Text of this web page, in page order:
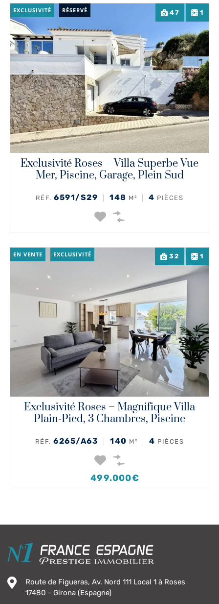
47 1
EXCLUSIVITÉ RÉSERVÉ
Exclusivité Roses – Villa Superbe Vue
Mer, Piscine, Garage, Plein Sud
RÉF.6591/S29 148 M² 4 PIÈCES
32 1
EN VENTE EXCLUSIVITÉ
Exclusivité Roses – Magnifique Villa
Plain-Pied, 3 Chambres, Piscine
RÉF.6265/A63 140 M² 4 PIÈCES
499.000€
Route de Figueras, Av. Nord 111 Local 1 à Roses
17480 - Girona (Espagne)